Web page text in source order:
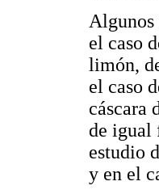
Algunos
el caso
limón,
el caso
cáscara
de igual
estudio
y en el